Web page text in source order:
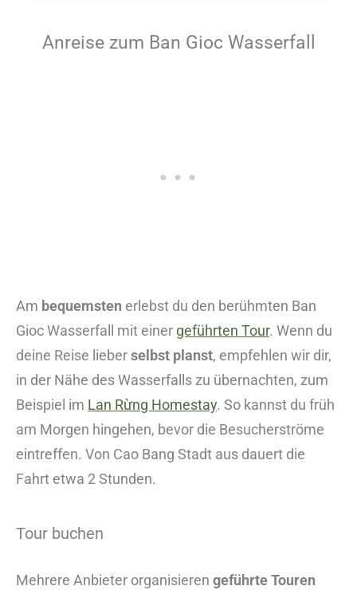
Anreise zum Ban Gioc Wasserfall
Am bequemsten erlebst du den berühmten Ban
Gioc Wasserfall mit einer geführten Tour. Wenn du
deine Reise lieberselbst planst, empfehlen wir dir,
in der Nähe des Wasserfalls zu übernachten, zum
Beispiel im Lan Rừng Homestay. So kannst du früh
am Morgen hingehen, bevor die Besucherströme
eintreffen. Von Cao Bang Stadt aus dauert die
Fahrt etwa 2 Stunden.
Tour buchen
Mehrere Anbieter organisieren geführte Touren